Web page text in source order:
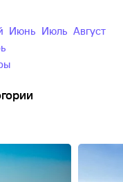
Июнь Июль
Август